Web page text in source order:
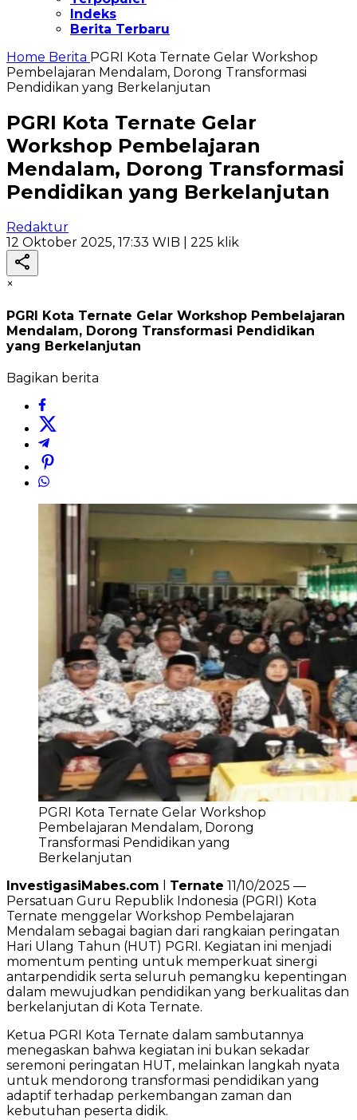
Indeks
Berita Terbaru
Home Berita PGRI Kota Ternate Gelar Workshop
Pembelajaran Mendalam, Dorong Transformasi
Pendidikan yang Berkelanjutan
PGRI Kota Ternate Gelar
Workshop Pembelajaran
Mendalam, Dorong Transformasi
Pendidikan yang Berkelanjutan
Redaktur
12 Oktober 2025, 17:33 WIB | 225 klik
×
PGRI Kota Ternate Gelar Workshop Pembelajaran
Mendalam, Dorong Transformasi Pendidikan
yang Berkelanjutan
Bagikan berita
PGRI Kota Ternate Gelar Workshop
Pembelajaran Mendalam, Dorong
Transformasi Pendidikan yang
Berkelanjutan
InvestigasiMabes.com
Ternate 11/10/2025 —
Persatuan Guru Republik Indonesia (PGRI) Kota
Ternate menggelar Workshop Pembelajaran
Mendalam sebagai bagian dari rangkaian peringatan
Hari Ulang Tahun (HUT) PGRI. Kegiatan ini menjadi
momentum penting untuk memperkuat sinergi
antarpendidik serta seluruh pemangku kepentingan
dalam mewujudkan pendidikan yang berkualitas dan
berkelanjutan di Kota Ternate.
Ketua PGRI Kota Ternate dalam sambutannya
menegaskan bahwa kegiatan ini bukan sekadar
seremoni peringatan HUT, melainkan langkah nyata
untuk mendorong transformasi pendidikan yang
adaptif terhadap perkembangan zaman dan
kebutuhan peserta didik.